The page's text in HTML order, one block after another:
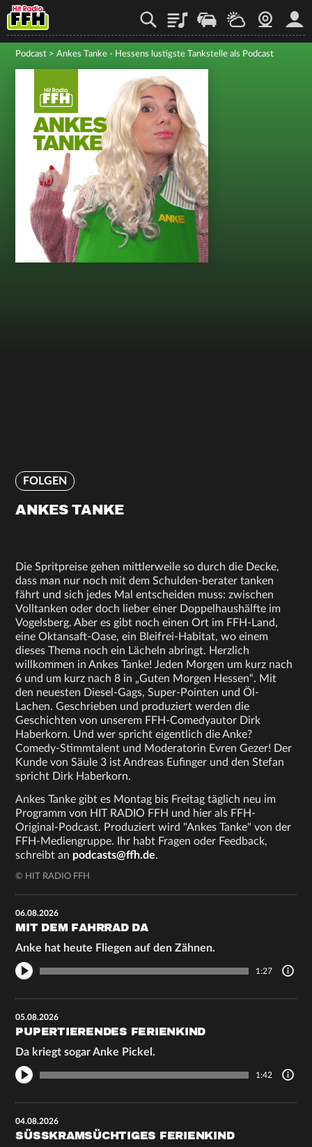
PlaylistStaupilotWetterWebcam
Podcast > Ankes Tanke - Hessens lustigste Tankstelle als Podcast
FOLGEN
ANKES TANKE
Die Spritpreise gehen mittlerweile so durch die Decke,
dass man nur noch mit dem Schulden-berater tanken
fährt und sich jedes Mal entscheiden muss: zwischen
Volltanken oder doch lieber einer Doppelhaushälfte im
Vogelsberg. Aber es gibt noch einen Ort im FFH-Land,
eine Oktansaft-Oase, ein Bleifrei-Habitat, wo einem
dieses Thema noch ein Lächeln abringt. Herzlich
willkommen in Ankes Tanke! Jeden Morgen um kurz nach
6 und um kurz nach 8 in „Guten Morgen Hessen“. Mit
den neuesten Diesel-Gags, Super-Pointen und Öl-
Lachen. Geschrieben und produziert werden die
Geschichten von unserem FFH-Comedyautor Dirk
Haberkorn. Und wer spricht eigentlich die Anke?
Comedy-Stimmtalent und Moderatorin Evren Gezer! Der
Kunde von Säule 3 ist Andreas Eufinger und den Stefan
spricht Dirk Haberkorn.
Ankes Tanke gibt es Montag bis Freitag täglich neu im
Programm von HIT RADIO FFH und hier als FFH-
Original-Podcast. Produziert wird "Ankes Tanke" von der
FFH-Mediengruppe. Ihr habt Fragen oder Feedback,
schreibt an podcasts@ffh.de.
© HIT RADIO FFH
06.08.2026
MIT DEM FAHRRAD DA
Anke hat heute Fliegen auf den Zähnen.
1:27
05.08.2026
PUPERTIERENDES FERIENKIND
Da kriegt sogar Anke Pickel.
1:42
04.08.2026
SÜSSKRAMSÜCHTIGES FERIENKIND